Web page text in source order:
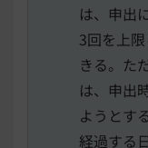
は、申出
3回を上
きる。た
は、申出
ようとす
経過する